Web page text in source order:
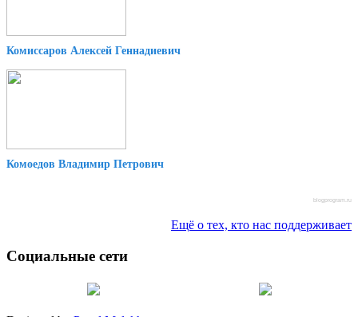
Комиссаров Алексей Геннадиевич
Комоедов Владимир Петрович
blogprogram.ru
Ещё о тех, кто нас поддерживает
Социальные сети